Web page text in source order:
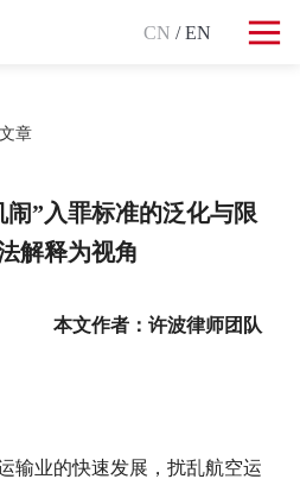
CN / EN
章
”入罪标准的泛化与限
解释为视角
本文作者：许波律师团队
输业的快速发展，扰乱航空运